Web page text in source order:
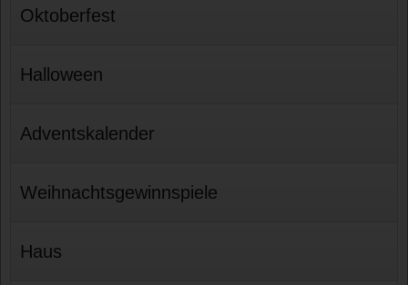
Oktoberfest
Halloween
Adventskalender
Weihnachtsgewinnspiele
Haus